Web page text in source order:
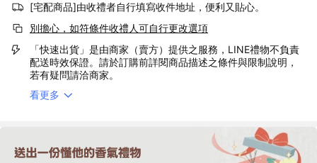
[宅配商品]由收禮者自行填寫收件地址，便利又貼心。
別擔心，如符條件收禮人可自行更改選項
「快速出貨」是由商家（賣方）提供之服務，LINE禮物不負責
配送時效保證。請於訂購前詳閱商品描述之條件與限制說明，
若有疑問請洽商家。
看更多